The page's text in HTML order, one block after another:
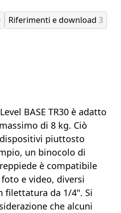
Riferimenti e download 3
BASE TR30 è adatto
di 8 kg. Ciò
piuttosto
un binocolo di
è compatibile
e video, diversi
filettatura da 1/4". Si
che alcuni